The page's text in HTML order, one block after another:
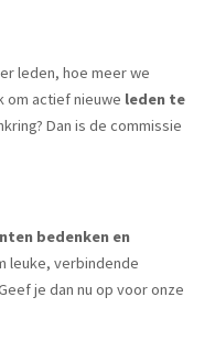
leden, hoe meer we
om actief nieuwe leden te
Dan is de commissie
bedenken en
leuke, verbindende
je dan nu op voor onze